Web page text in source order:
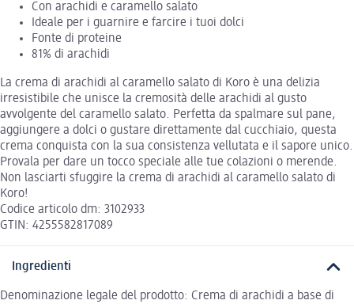
Con arachidi e caramello salato
Ideale per i guarnire e farcire i tuoi dolci
Fonte di proteine
81% di arachidi
La crema di arachidi al caramello salato di Koro è una delizia
irresistibile che unisce la cremosità delle arachidi al gusto
avvolgente del caramello salato. Perfetta da spalmare sul pane,
aggiungere a dolci o gustare direttamente dal cucchiaio, questa
crema conquista con la sua consistenza vellutata e il sapore unico.
Provala per dare un tocco speciale alle tue colazioni o merende.
Non lasciarti sfuggire la crema di arachidi al caramello salato di
Koro!
Codice articolo dm: 3102933
GTIN: 4255582817089
Ingredienti
Denominazione legale del prodotto: Crema di arachidi a base di